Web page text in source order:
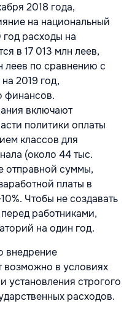
2018 года,
на национальный
расходы на
в 17 013 млн леев,
леев по сравнению с
2019 год,
финансов.
включают
политики оплаты
классов для
(около 44 тыс.
отправной суммы,
платы в
Чтобы не создавать
работниками,
на один год.
внедрение
возможно в условиях
установления строгого
расходов.